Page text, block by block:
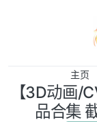
主页
【3D动画/
品合集